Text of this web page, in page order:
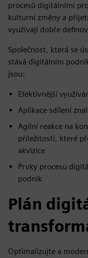
procesů digitálními
kulturní změny a
využívají dobře
Společnost, která se
stává digitálním
jsou:
Efektivnější
Aplikace sdílení
Agilní reakce na
příležitosti, které
akvizice
Prvky procesu
podnik
Plán
Optimalizujte a